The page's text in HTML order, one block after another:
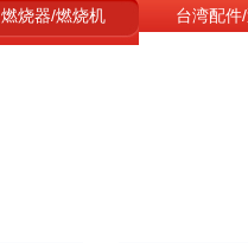
燃烧器/燃烧机 台湾配件